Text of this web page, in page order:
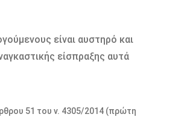
είναι αυστηρό και
είσπραξης αυτά
51 του ν. 4305/2014 (πρώτη